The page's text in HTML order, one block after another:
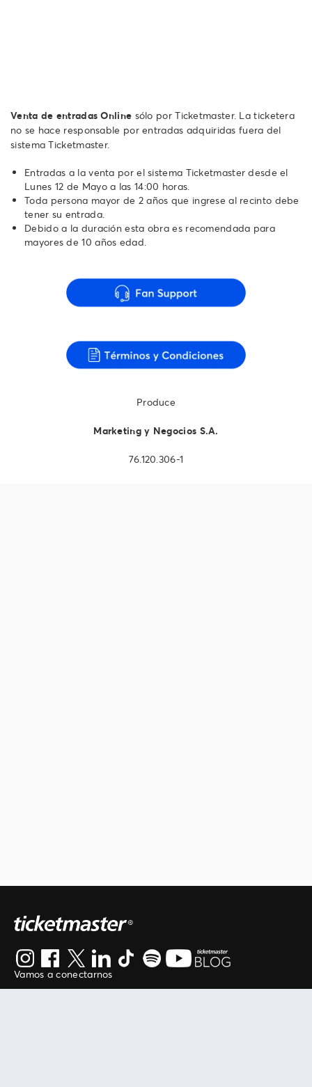
Venta de entradas Online sólo por Ticketmaster. La ticketera
no se hace responsable por entradas adquiridas fuera del
sistema Ticketmaster.
Entradas a la venta por el sistema Ticketmaster desde el
Lunes 12 de Mayo a las 14:00 horas.
Toda persona mayor de 2 años que ingrese al recinto debe
tener su entrada.
Debido a la duración esta obra es recomendada para
mayores de 10 años edad.
Produce
Marketing y Negocios S.A.
76.120.306-1
Vamos a conectarnos